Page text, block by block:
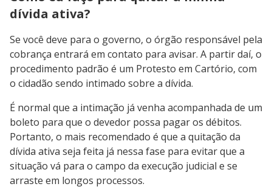
dívida ativa?
Se você deve para o governo, o órgão responsável pela
cobrança entrará em contato para avisar. A partir daí, o
procedimento padrão é um Protesto em Cartório, com
o cidadão sendo intimado sobre a dívida.
É normal que a intimação já venha acompanhada de um
boleto para que o devedor possa pagar os débitos.
Portanto, o mais recomendado é que a quitação da
dívida ativa seja feita já nessa fase para evitar que a
situação vá para o campo da execução judicial e se
arraste em longos processos.